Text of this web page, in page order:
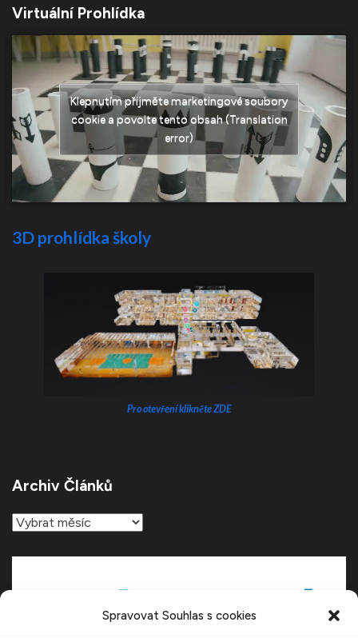
Spravovat Souhlas s cookies
Virtuální Prohlídka
Klepnutím přijměte marketingové soubory
cookie a povolte tento obsah (Translation
error)
3D prohlídka školy
Pro otevření klikněte ZDE
Archiv Článků
Archiv